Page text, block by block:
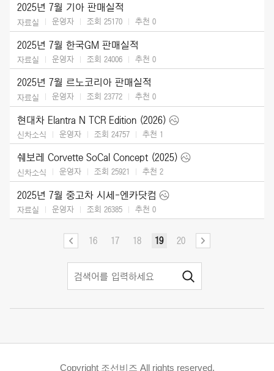
2025년 7월 기아 판매실적
자료실 운영자 조회 25170 추천 0
2025년 7월 한국GM 판매실적
자료실 운영자 조회 24006 추천 0
2025년 7월 르노코리아 판매실적
자료실 운영자 조회 23772 추천 0
현대차 Elantra N TCR Edition (2026)
신차소식 운영자 조회 24757 추천 1
쉐보레 Corvette SoCal Concept (2025)
신차소식 운영자 조회 25921 추천 2
2025년 7월 중고차 시세-엔카닷컴
자료실 운영자 조회 26385 추천 0
16 17 18 19 20
Copyright 조선비즈 All rights reserved.